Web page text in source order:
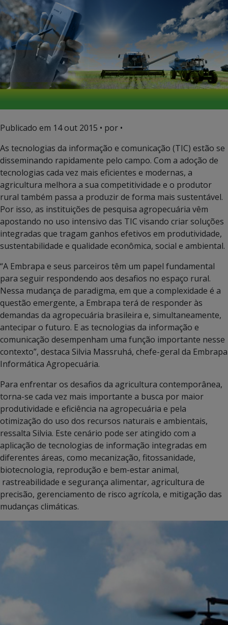
Publicado em 14 out 2015 • por •
As tecnologias da informação e comunicação (TIC) estão se
disseminando rapidamente pelo campo. Com a adoção de
tecnologias cada vez mais eficientes e modernas, a
agricultura melhora a sua competitividade e o produtor
rural também passa a produzir de forma mais sustentável.
Por isso, as instituições de pesquisa agropecuária vêm
apostando no uso intensivo das TIC visando criar soluções
integradas que tragam ganhos efetivos em produtividade,
sustentabilidade e qualidade econômica, social e ambiental.
“A Embrapa e seus parceiros têm um papel fundamental
para seguir respondendo aos desafios no espaço rural.
Nessa mudança de paradigma, em que a complexidade é a
questão emergente, a Embrapa terá de responder às
demandas da agropecuária brasileira e, simultaneamente,
antecipar o futuro. E as tecnologias da informação e
comunicação desempenham uma função importante nesse
contexto”, destaca Silvia Massruhá, chefe-geral da Embrapa
Informática Agropecuária.
Para enfrentar os desafios da agricultura contemporânea,
torna-se cada vez mais importante a busca por maior
produtividade e eficiência na agropecuária e pela
otimização do uso dos recursos naturais e ambientais,
ressalta Silvia. Este cenário pode ser atingido com a
aplicação de tecnologias de informação integradas em
diferentes áreas, como mecanização, fitossanidade,
biotecnologia, reprodução e bem-estar animal,
rastreabilidade e segurança alimentar, agricultura de
precisão, gerenciamento de risco agrícola, e mitigação das
mudanças climáticas.